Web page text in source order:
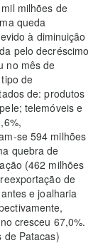
milhões de
queda
à diminuição
pelo decréscimo
no mês de
de
de: produtos
telemóveis e
se 594 milhões
quebra de
(462 milhões
de
e joalharia
cresceu 67,0%.
de Patacas)